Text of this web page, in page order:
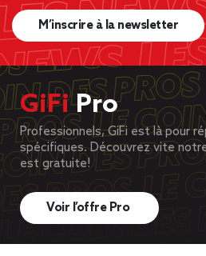
M’inscrire à la newsletter
GiFiPro
Professionnels, GiFi est là pour
spécifiques. Découvrez vite
est gratuite!
Voir l’offre Pro